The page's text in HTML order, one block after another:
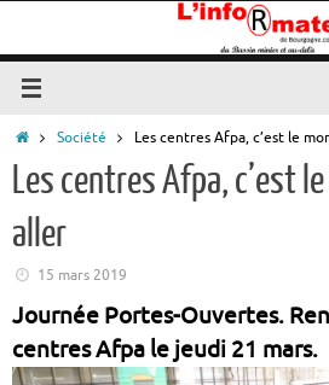
contenu
Accueil
Société Les centres Afpa, c’est le
Les centres Afpa, c’est
aller
15 mars 2019
Journée Portes-Ouvertes.
centres Afpa le jeudi 21 mars.